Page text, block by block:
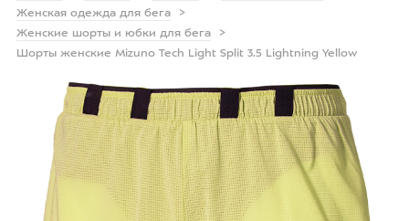
Женская одежда для бега
Женские шорты и юбки для бега
Шорты женские Mizuno Tech Light Split 3.5 Lightning Yellow